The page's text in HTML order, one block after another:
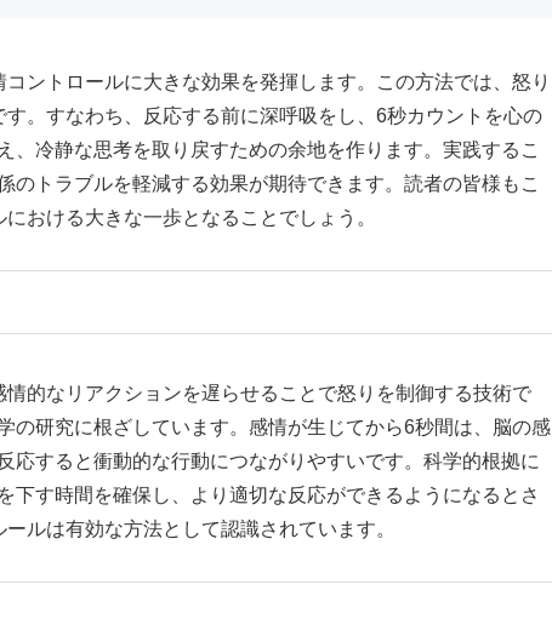
ントロールに大きな効果を発揮します。この方法では、怒り
。すなわち、反応する前に深呼吸をし、6秒カウントを心の
冷静な思考を取り戻すための余地を作ります。実践するこ
トラブルを軽減する効果が期待できます。読者の皆様もこ
おける大きな一歩となることでしょう。
的なリアクションを遅らせることで怒りを制御する技術で
の研究に根ざしています。感情が生じてから6秒間は、脳の感
すると衝動的な行動につながりやすいです。科学的根拠に
す時間を確保し、より適切な反応ができるようになるとさ
ルは有効な方法として認識されています。